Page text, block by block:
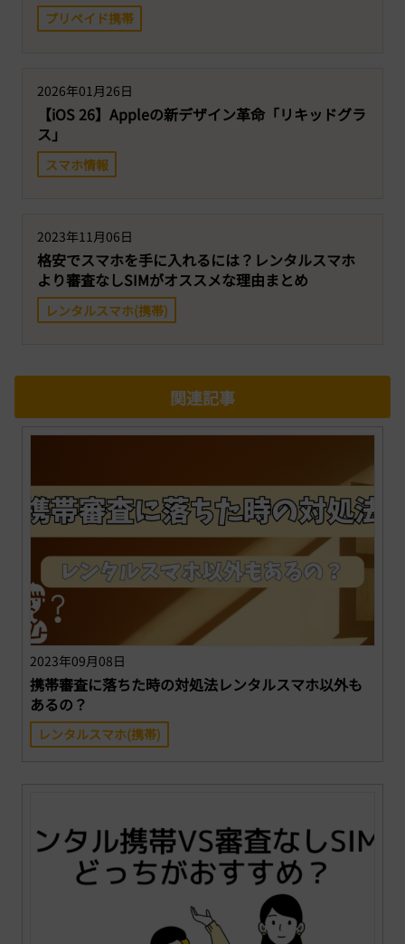
プリペイド携帯
2026年01月26日
【iOS 26】Appleの新デザイン革命「リキッドグラ
ス」
スマホ情報
2023年11月06日
格安でスマホを手に入れるには？レンタルスマホ
より審査なしSIMがオススメな理由まとめ
レンタルスマホ(携帯)
関連記事
2023年09月08日
携帯審査に落ちた時の対処法レンタルスマホ以外も
あるの？
レンタルスマホ(携帯)